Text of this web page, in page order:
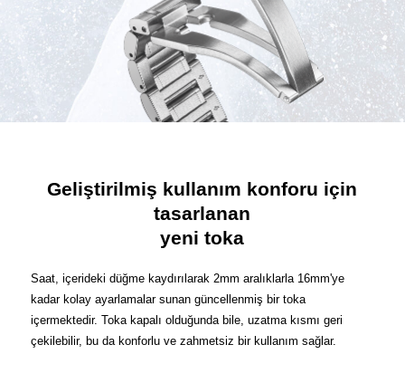
Geliştirilmiş kullanım konforu için
tasarlanan
yeni toka
Saat, içerideki düğme kaydırılarak 2mm aralıklarla 16mm'ye
kadar kolay ayarlamalar sunan güncellenmiş bir toka
içermektedir. Toka kapalı olduğunda bile, uzatma kısmı geri
çekilebilir, bu da konforlu ve zahmetsiz bir kullanım sağlar.